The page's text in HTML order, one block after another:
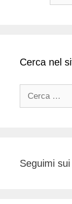
Cerca nel
Seguimi sui